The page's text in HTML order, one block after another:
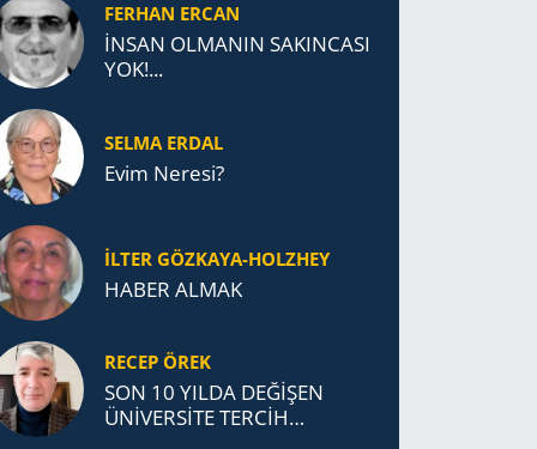
FERHAN ERCAN
İNSAN OLMANIN SAKINCASI
YOK!...
SELMA ERDAL
Evim Neresi?
İLTER GÖZKAYA-HOLZHEY
HABER ALMAK
RECEP ÖREK
SON 10 YILDA DEĞİŞEN
ÜNİVERSİTE TERCİH